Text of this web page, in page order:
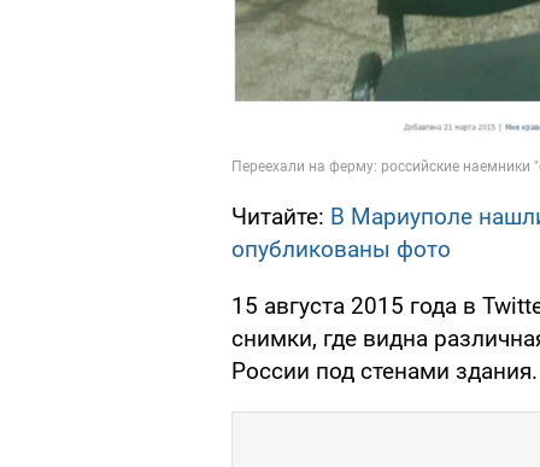
Читайте: В Мариуполе
опубликованы фото
15 августа 2015 года в
снимки, где видна
России под стенами здания.